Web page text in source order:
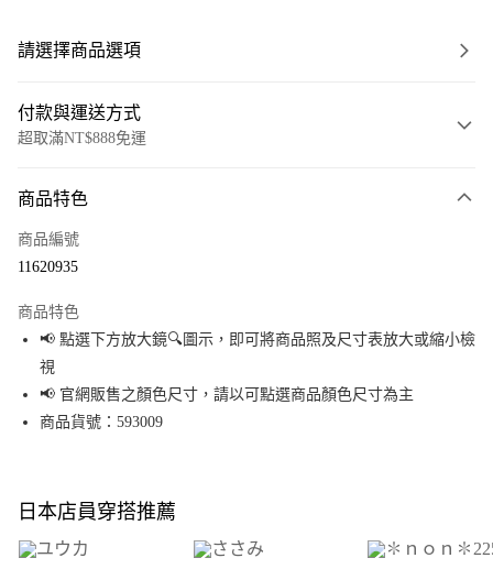
請選擇商品選項
付款與運送方式
超取滿NT$888免運
信用卡一次付款
Apple Pay
街口支付
悠遊付
全盈+PAY
大哥付你分期
商品特色
商品編號
11620935
商品特色
📢 點選下方放大鏡🔍圖示，即可將商品照及尺寸表放大或縮小檢
視
📢 官網販售之顏色尺寸，請以可點選商品顏色尺寸為主
商品貨號：593009
日本店員穿搭推薦